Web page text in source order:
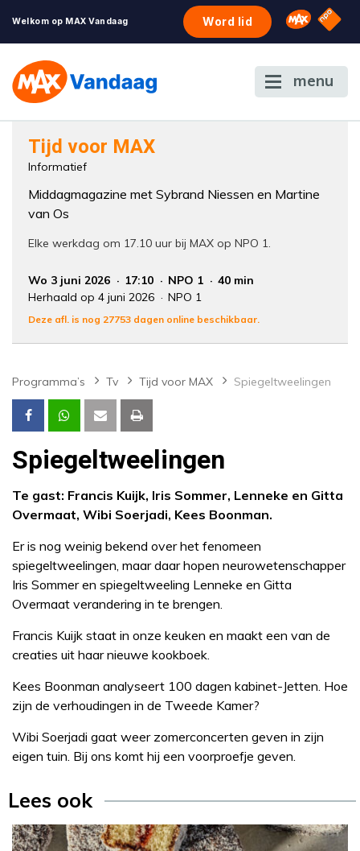
Welkom op MAX Vandaag Word lid Omroep
NPO
menu
Er is een licentie-fout opgetreden. Als het
contact op met onze klantenservice.
Tijd voor MAX
Informatief
Middagmagazine met Sybrand Niessen en Martine
van Os
Elke werkdag om 17.10 uur bij MAX op NPO 1.
Wo 3 juni 2026 17:10 NPO 1
40 min
Herhaald op 4 juni 2026
NPO 1
Deze afl. is nog 27753 dagen online beschikbaar.
Programma’s Tv Tijd voor MAX Spiegeltweelingen
Spiegeltweelingen
Te gast: Francis Kuijk, Iris Sommer, Lenneke en Gitta
Overmaat, Wibi Soerjadi, Kees Boonman.
Er is nog weinig bekend over het fenomeen
spiegeltweelingen, maar daar hopen neurowetenschapper
Iris Sommer en spiegeltweeling Lenneke en Gitta
Overmaat verandering in te brengen.
Francis Kuijk staat in onze keuken en maakt een van de
creaties uit haar nieuwe kookboek.
Kees Boonman analyseert 100 dagen kabinet-Jetten. Hoe
zijn de verhoudingen in de Tweede Kamer?
Wibi Soerjadi gaat weer zomerconcerten geven in zijn
eigen tuin. Bij ons komt hij een voorproefje geven.
Lees ook